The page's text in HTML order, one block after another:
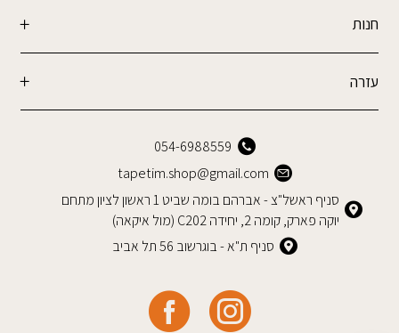
חנות
עזרה
054-6988559
tapetim.shop@gmail.com
סניף ראשל"צ - אברהם בומה שביט 1 ראשון לציון מתחם
יוקה פארק, קומה 2, יחידה C202 (מול איקאה)
סניף ת"א - בוגרשוב 56 תל אביב